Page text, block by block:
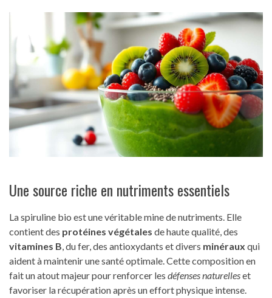
Une source riche en nutriments essentiels
La spiruline bio est une véritable mine de nutriments. Elle
contient des protéines végétales de haute qualité, des
vitamines B, du fer, des antioxydants et divers minéraux qui
aident à maintenir une santé optimale. Cette composition en
fait un atout majeur pour renforcer les défenses naturelleset
favoriser la récupération après un effort physique intense.